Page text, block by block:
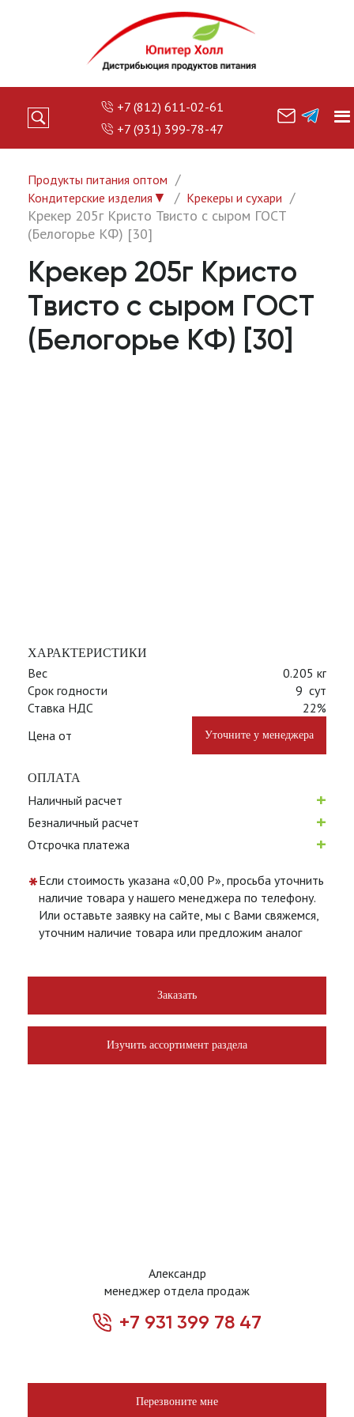
+7 (812) 611-02-61
+7 (931) 399-78-47
Продукты питания оптом
Кондитерские изделия ▼ Крекеры и сухари
Крекер 205г Кристо Твисто с сыром ГОСТ
(Белогорье КФ) [30]
Крекер 205г Кристо
Твисто с сыром ГОСТ
(Белогорье КФ) [30]
ХАРАКТЕРИСТИКИ
Вес
0.205 кг
Срок годности
9 сут
Ставка НДС
22%
Цена от
Уточните у менеджера
ОПЛАТА
Наличный расчет +
Безналичный расчет +
Отсрочка платежа +
*Если стоимость указана «0,00 Р», просьба уточнить
наличие товара у нашего менеджера по телефону.
Или оставьте заявку на сайте, мы с Вами свяжемся,
уточним наличие товара или предложим аналог
Заказать
Изучить ассортимент раздела
Александр
менеджер отдела продаж
+7 931 399 78 47
Перезвоните мне